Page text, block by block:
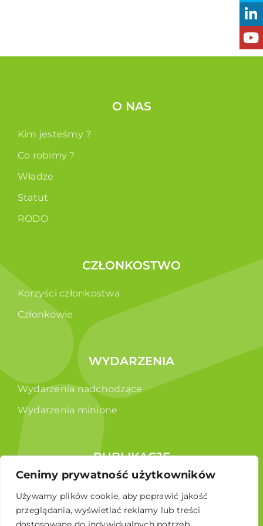
Cenimy prywatność użytkowników
Używamy plików cookie, aby poprawić jakość
przeglądania, wyświetlać reklamy lub treści
O NAS
Kim jesteśmy ?
Co robimy ?
Władze
Statut
RODO
CZŁONKOSTWO
Korzyści członkostwa
Członkowie
WYDARZENIA
Wydarzenia nadchodzące
Wydarzenia minione
PUBLIKACJE
Raporty
Broszura edukacyjna